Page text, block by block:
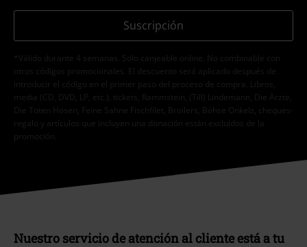
Suscripción
*Válido durante 4 semanas. Solo canjeable online. No combinable con
otros códigos promocionales. El descuento será aplicado después de
introducir el código en el primer paso del proceso de compra. Libros,
media (CD, DVD, LP, etc.), tickets, Rammstein, (Till) Lindemann, Die Ärzte,
Die Toten Hosen, Feine Sahne Fischfilet, Broilers, Böhse Onkelz, cheques-
regalo y artículos que incluyen una donación están excluidos de la
promoción.
Nuestro servicio de atención al cliente está a tu